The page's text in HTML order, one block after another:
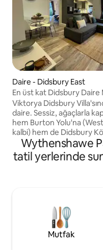
Daire - Didsbury East
En üst kat Didsbury Daire
Viktorya Didsbury
daire. Sessiz, ağaçlarla
hem Burton Yolu'na
kalbi) hem de Didsbury
10 dakika yürüme
Ücretsiz park yeri - Hızlı
internet bağlantısı. - 4 kişiye kadar
yürüme mesafesinde.
Kampüsü arabayla 10
Manchester Havalimanı
Wythenshawe
tatil yerlerinde
Mutfak